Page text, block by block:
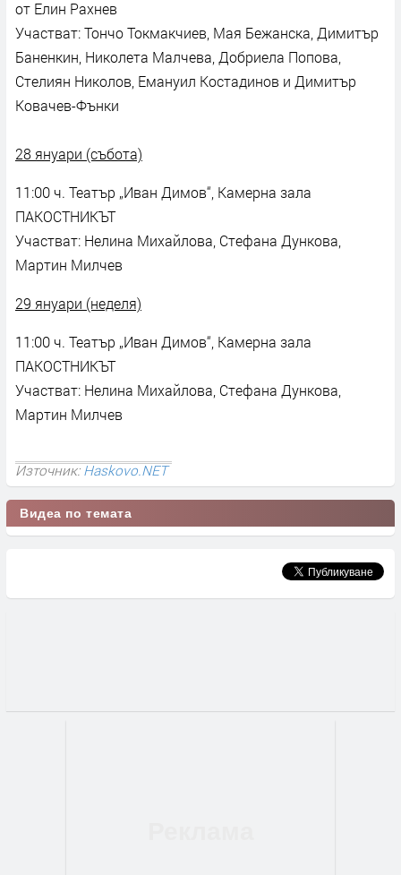
от Елин Рахнев
Участват: Тончо Токмакчиев, Мая Бежанска, Димитър
Баненкин, Николета Малчева, Добриела Попова,
Стелиян Николов, Емануил Костадинов и Димитър
Ковачев-Фънки
28 януари (събота)
11:00 ч. Театър „Иван Димов“, Камерна зала
ПАКОСТНИКЪТ
Участват: Нелина Михайлова, Стефана Дункова,
Мартин Милчев
29 януари (неделя)
11:00 ч. Театър „Иван Димов“, Камерна зала
ПАКОСТНИКЪТ
Участват: Нелина Михайлова, Стефана Дункова,
Мартин Милчев
Източник:Haskovo.NET
Видеа по темата